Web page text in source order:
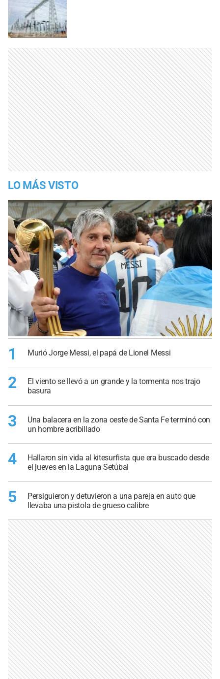
LO MÁS VISTO
1 Murió Jorge Messi, el papá de Lionel Messi
2
El viento se llevó a un grande y la tormenta nos trajo
basura
3
Una balacera en la zona oeste de Santa Fe terminó con
un hombre acribillado
4
Hallaron sin vida al kitesurfista que era buscado desde
el jueves en la Laguna Setúbal
5
Persiguieron y detuvieron a una pareja en auto que
llevaba una pistola de grueso calibre